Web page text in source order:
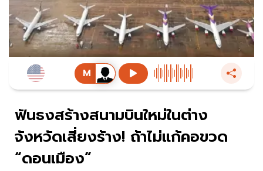
ฟันธงสร้างสนามบินใหม่ในต่าง
จังหวัดเสี่ยงร้าง! ถ้าไม่แก้คอขวด
“ดอนเมือง”